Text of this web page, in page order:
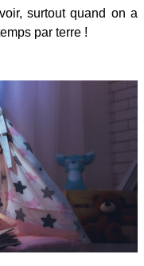
surtout quand on a
par terre !